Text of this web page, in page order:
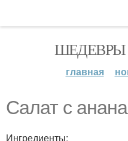
ШЕДЕВРЫ
главная
Салат с
Ингредиенты: